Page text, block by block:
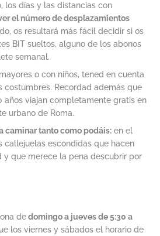
los días y las distancias con
el número de desplazamientos
os resultará más fácil decidir si os
BIT sueltos, alguno de los abonos
semanal.
o con niños, tened en cuenta
costumbres. Recordad además que
años viajan completamente gratis en
urbano de Roma.
caminar tanto como podáis: en el
callejuelas escondidas que hacen
y que merece la pena descubrir por
dedomingo a jueves de 5:30 a
los viernes y sábados el horario de